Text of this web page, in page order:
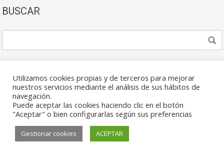
BUSCAR
© 2026. Todos los derechos reservados.
Utilizamos cookies propias y de terceros para mejorar
nuestros servicios mediante el análisis de sus hábitos de
navegación.
Puede aceptar las cookies haciendo clic en el botón
"Aceptar" o bien configurarlas según sus preferencias
Gestionar cookies ACEPTAR